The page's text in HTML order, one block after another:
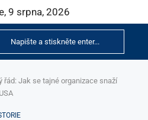
9 srpna, 2026
řád: Jak se tajné organizace snaží